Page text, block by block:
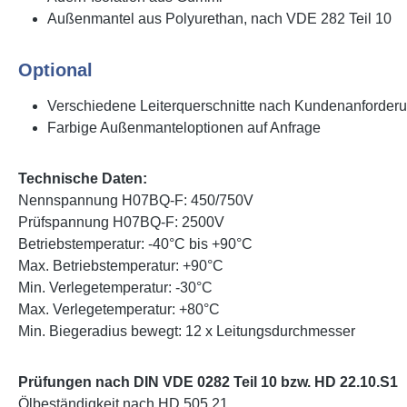
Außenmantel aus Polyurethan, nach VDE 282 Teil 10
Optional
Verschiedene Leiterquerschnitte nach
Farbige Außenmanteloptionen auf Anfrage
Technische Daten:
Nennspannung H07BQ-F: 450/750V
Prüfspannung H07BQ-F: 2500V
Betriebstemperatur: -40°C bis +90°C
Max. Betriebstemperatur: +90°C
Min. Verlegetemperatur: -30°C
Max. Verlegetemperatur: +80°C
Min. Biegeradius bewegt: 12 x Leitungsdurchmesser
Prüfungen nach DIN VDE 0282 Teil 10 bzw. HD 22.10.S1